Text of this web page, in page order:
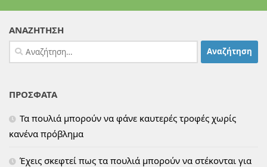
ΑΝΑΖΗΤΗΣΗ
Αναζήτηση
για:
ΠΡΟΣΦΑΤΑ
Τα πουλιά μπορούν να φάνε καυτερές τροφές χωρίς
κανένα πρόβλημα
Έχεις σκεφτεί πως τα πουλιά μπορούν να στέκονται για